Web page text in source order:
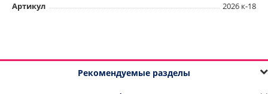
Артикул 2026 к-18
Рекомендуемые разделы